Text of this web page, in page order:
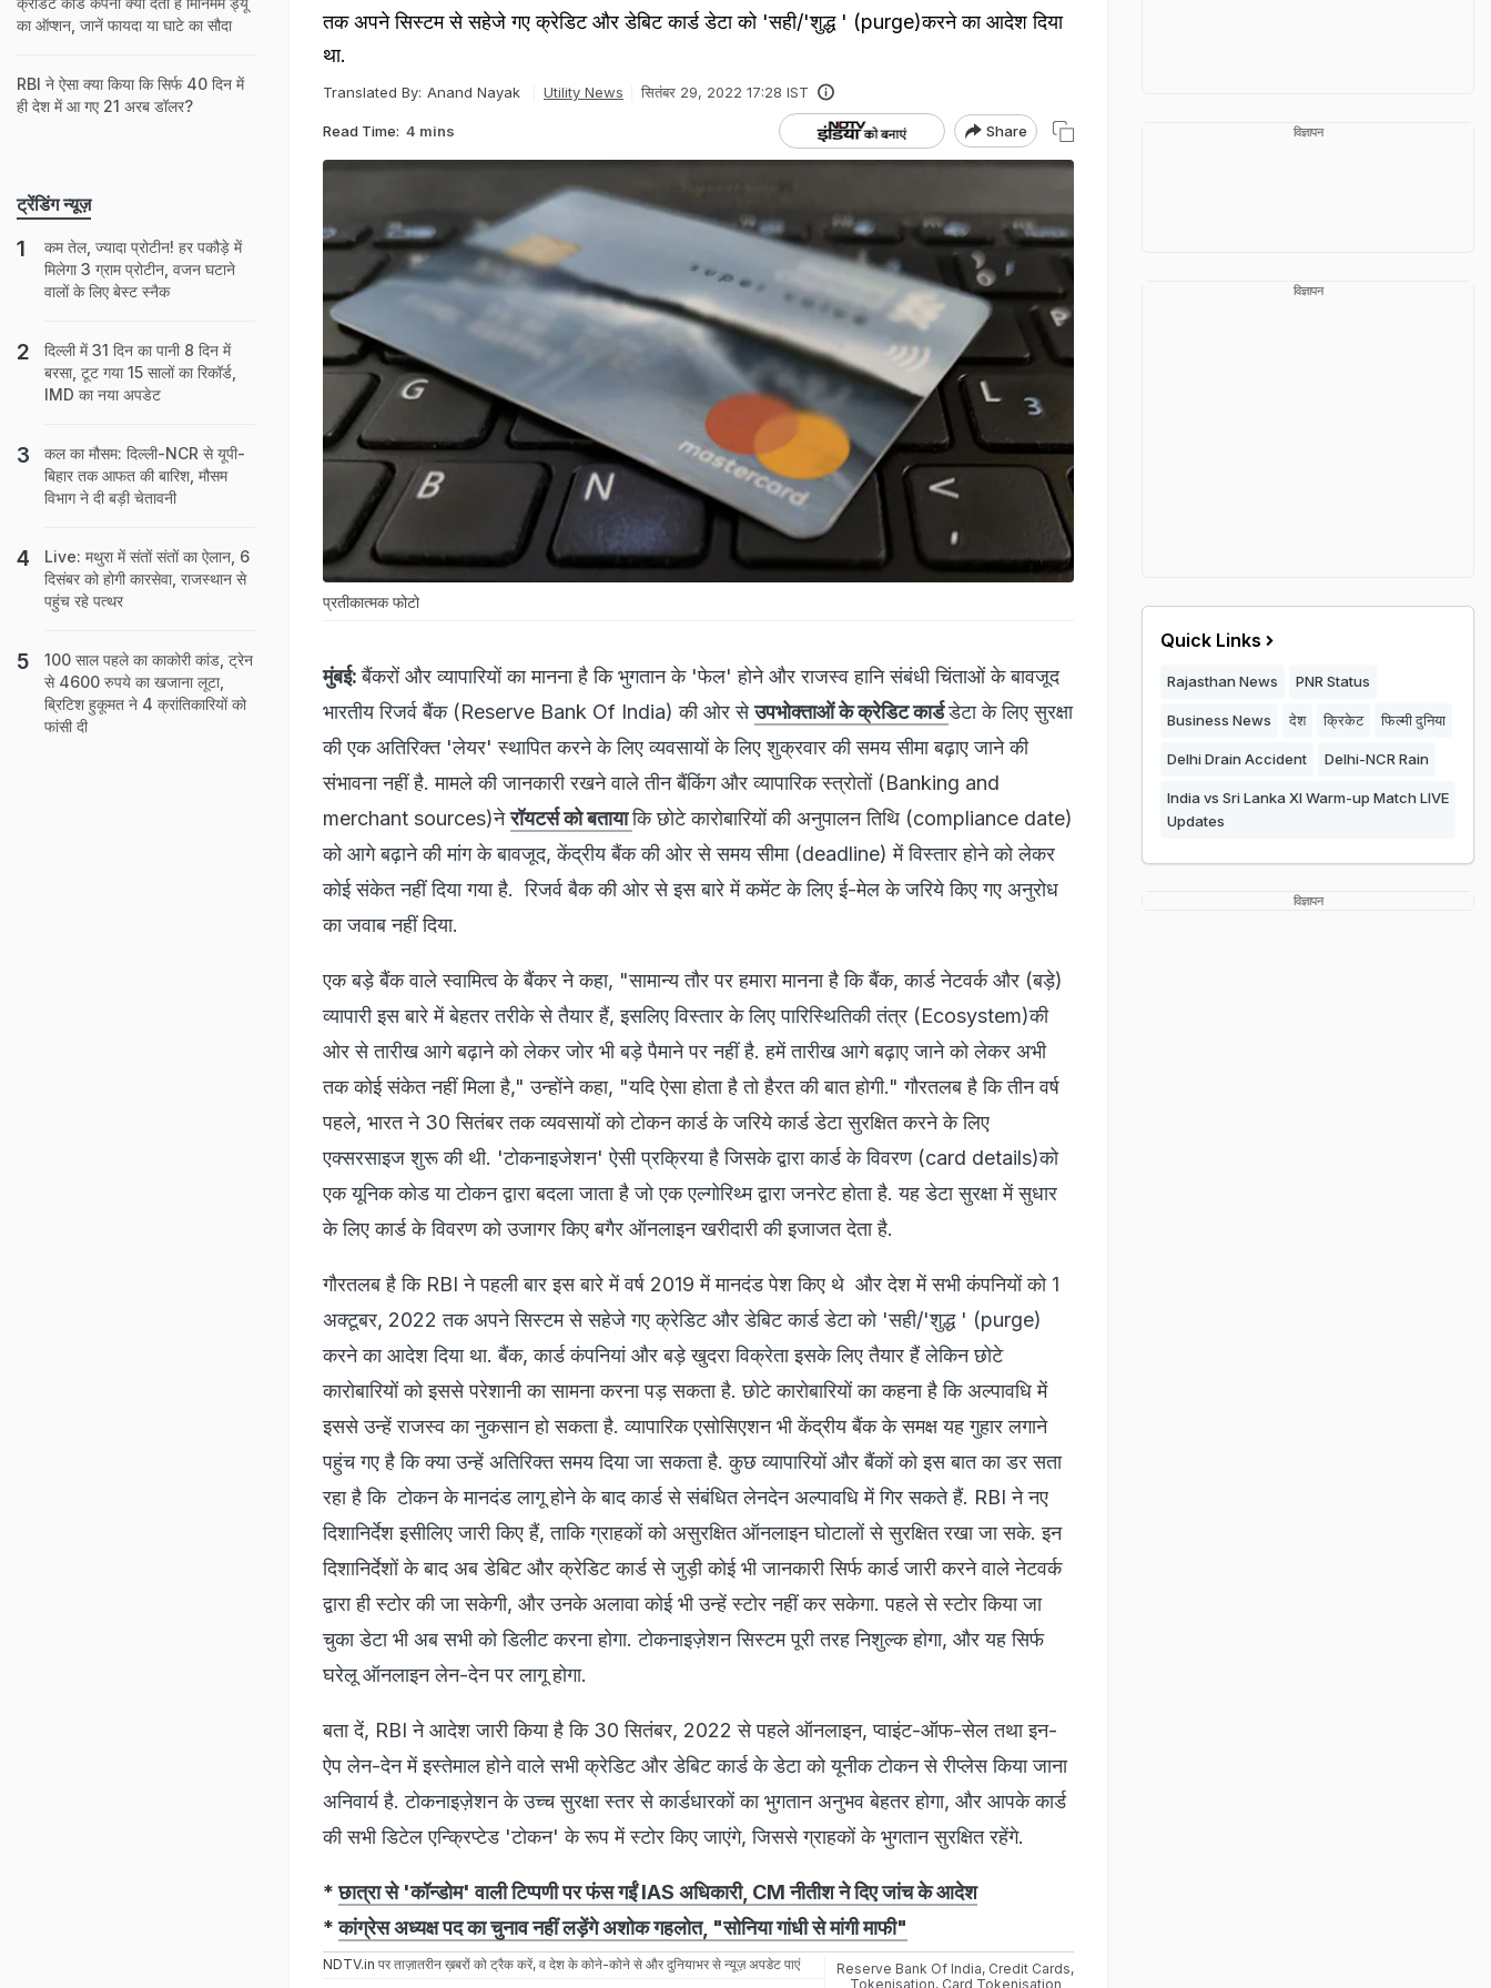
तक अपने सिस्टम से सहेजे गए क्रेडिट और डेबिट कार्ड डेटा को 'सही/'शुद्ध ' (purge)करने का आदेश दिया
था.
Translated By: Anand Nayak Utility News सितंबर 29, 2022 17:28 IST
Read Time: 4 mins Share
प्रतीकात्‍मक फोटो
मुंबई: बैंकरों और व्यापारियों का मानना है कि भुगतान के 'फेल' होने और राजस्‍व हानि संबंधी चिंताओं के बावजूद
भारतीय रिजर्व बैंक (Reserve Bank Of India) की ओर सेउपभोक्ताओं के क्रेडिट कार्डडेटा के लिए सुरक्षा
की एक अतिरिक्त 'लेयर' स्थापित करने के लिए व्यवसायों के लिए शुक्रवार की समय सीमा बढ़ाए जाने की
संभावना नहीं है. मामले की जानकारी रखने वाले तीन बैंकिंग और व्‍यापारिक स्‍त्रोतों (Banking and
merchant sources)नेरॉयटर्स को बतायाकि छोटे कारोबारियों की अनुपालन तिथि (compliance date)
को आगे बढ़ाने की मांग के बावजूद, केंद्रीय बैंक की ओर से समय सीमा (deadline) में विस्तार होने को लेकर
कोई संकेत नहीं दिया गया है. रिजर्व बैक की ओर से इस बारे में कमेंट के लिए ई-मेल के जरिये किए गए अनुरोध
का जवाब नहीं दिया.
एक बड़े बैंक वाले स्‍वामित्‍व के बैंकर ने कहा, "सामान्‍य तौर पर हमारा मानना है कि बैंक, कार्ड नेटवर्क और (बड़े)
व्यापारी इस बारे में बेहतर तरीके से तैयार हैं, इसलिए विस्तार के लिए पारिस्थितिकी तंत्र (Ecosystem)की
ओर से तारीख आगे बढ़ाने को लेकर जोर भी बड़े पैमाने पर नहीं है. हमें तारीख आगे बढ़ाए जाने को लेकर अभी
तक कोई संकेत नहीं मिला है," उन्‍होंने कहा, "यदि ऐसा होता है तो हैरत की बात होगी." गौरतलब है कि तीन वर्ष
पहले, भारत ने 30 सितंबर तक व्यवसायों को टोकन कार्ड के जरिये कार्ड डेटा सुरक्षित करने के लिए
एक्‍सरसाइज शुरू की थी. 'टोकनाइजेशन' ऐसी प्रक्रिया है जिसके द्वारा कार्ड के विवरण (card details)को
एक यूनिक कोड या टोकन द्वारा बदला जाता है जो एक एल्गोरिथ्म द्वारा जनरेट होता है. यह डेटा सुरक्षा में सुधार
के लिए कार्ड के विवरण को उजागर किए बगैर ऑनलाइन खरीदारी की इजाजत देता है.
गौरतलब है कि RBI ने पहली बार इस बारे में वर्ष 2019 में मानदंड पेश किए थे और देश में सभी कंपनियों को 1
अक्टूबर, 2022 तक अपने सिस्टम से सहेजे गए क्रेडिट और डेबिट कार्ड डेटा को 'सही/'शुद्ध ' (purge)
करने का आदेश दिया था. बैंक, कार्ड कंपनियां और बड़े खुदरा विक्रेता इसके लिए तैयार हैं लेकिन छोटे
कारोबारियों को इससे परेशानी का सामना करना पड़ सकता है. छोटे कारोबारियों का कहना है कि अल्‍पावधि में
इससे उन्‍हें राजस्‍व का नुकसान हो सकता है. व्‍यापारिक एसोसिएशन भी केंद्रीय बैंक के समक्ष यह गुहार लगाने
पहुंच गए है कि क्या उन्हें अतिरिक्‍त समय दिया जा सकता है. कुछ व्‍यापारियों और बैंकों को इस बात का डर सता
रहा है कि टोकन के मानदंड लागू होने के बाद कार्ड से संबंधित लेनदेन अल्पावधि में गिर सकते हैं. RBI ने नए
दिशानिर्देश इसीलिए जारी किए हैं, ताकि ग्राहकों को असुरक्षित ऑनलाइन घोटालों से सुरक्षित रखा जा सके. इन
दिशानिर्देशों के बाद अब डेबिट और क्रेडिट कार्ड से जुड़ी कोई भी जानकारी सिर्फ कार्ड जारी करने वाले नेटवर्क
द्वारा ही स्टोर की जा सकेगी, और उनके अलावा कोई भी उन्हें स्टोर नहीं कर सकेगा. पहले से स्टोर किया जा
चुका डेटा भी अब सभी को डिलीट करना होगा. टोकनाइज़ेशन सिस्टम पूरी तरह निशुल्क होगा, और यह सिर्फ
घरेलू ऑनलाइन लेन-देन पर लागू होगा.
बता दें, RBI ने आदेश जारी किया है कि 30 सितंबर, 2022 से पहले ऑनलाइन, प्वाइंट-ऑफ-सेल तथा इन-
ऐप लेन-देन में इस्तेमाल होने वाले सभी क्रेडिट और डेबिट कार्ड के डेटा को यूनीक टोकन से रीप्लेस किया जाना
अनिवार्य है. टोकनाइज़ेशन के उच्च सुरक्षा स्तर से कार्डधारकों का भुगतान अनुभव बेहतर होगा, और आपके कार्ड
की सभी डिटेल एन्क्रिप्टेड 'टोकन' के रूप में स्टोर किए जाएंगे, जिससे ग्राहकों के भुगतान सुरक्षित रहेंगे.
*छात्रा से 'कॉन्डोम' वाली टिप्पणी पर फंस गईं IAS अधिकारी, CM नीतीश ने दिए जांच के आदेश
*कांग्रेस अध्यक्ष पद का चुनाव नहीं लड़ेंगे अशोक गहलोत, "सोनिया गांधी से मांगी माफी"
NDTV.in पर ताज़ातरीन ख़बरों को ट्रैक करें, व देश के कोने-कोने से और दुनियाभर से न्यूज़ अपडेट पाएं Reserve Bank Of India, Credit Cards,
Tokenisation, Card Tokenisation
का ऑप्शन, जानें फायदा या घाटे का सौदा
RBI ने ऐसा क्या किया कि सिर्फ 40 दिन में
ही देश में आ गए 21 अरब डॉलर?
ट्रेंडिंग न्यूज़
कम तेल, ज्यादा प्रोटीन! हर पकौड़े में
मिलेगा 3 ग्राम प्रोटीन, वजन घटाने
वालों के लिए बेस्ट स्नैक
दिल्ली में 31 दिन का पानी 8 दिन में
बरसा, टूट गया 15 सालों का रिकॉर्ड,
IMD का नया अपडेट
कल का मौसम: दिल्ली-NCR से यूपी-
बिहार तक आफत की बारिश, मौसम
विभाग ने दी बड़ी चेतावनी
Live: मथुरा में संतों संतों का ऐलान, 6
दिसंबर को होगी कारसेवा, राजस्थान से
पहुंच रहे पत्थर
100 साल पहले का काकोरी कांड, ट्रेन
से 4600 रुपये का खजाना लूटा,
ब्रिटिश हुकूमत ने 4 क्रांतिकारियों को
फांसी दी
विज्ञापन
विज्ञापन
Quick Links
Rajasthan News PNR Status
Business News देश क्रिकेट फिल्मी दुनिया
Delhi Drain Accident Delhi-NCR Rain
India vs Sri Lanka XI Warm-up Match LIVE
Updates
विज्ञापन